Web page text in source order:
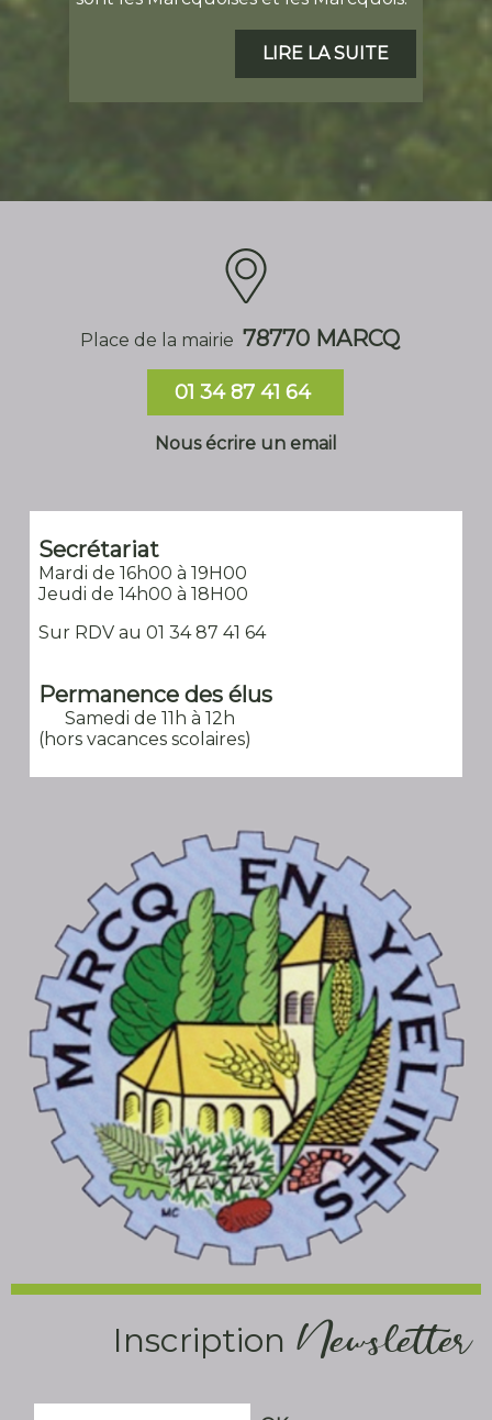
LIRE LA SUITE
78770 MARCQ
01 34 87 41 64
Nous écrire un email
Mardi de 16h00 à 19H00
Jeudi de 14h00 à 18H00
Sur RDV au 01 34 87 41 64
Samedi de 11h à 12h
(hors vacances scolaires)
Newsletter